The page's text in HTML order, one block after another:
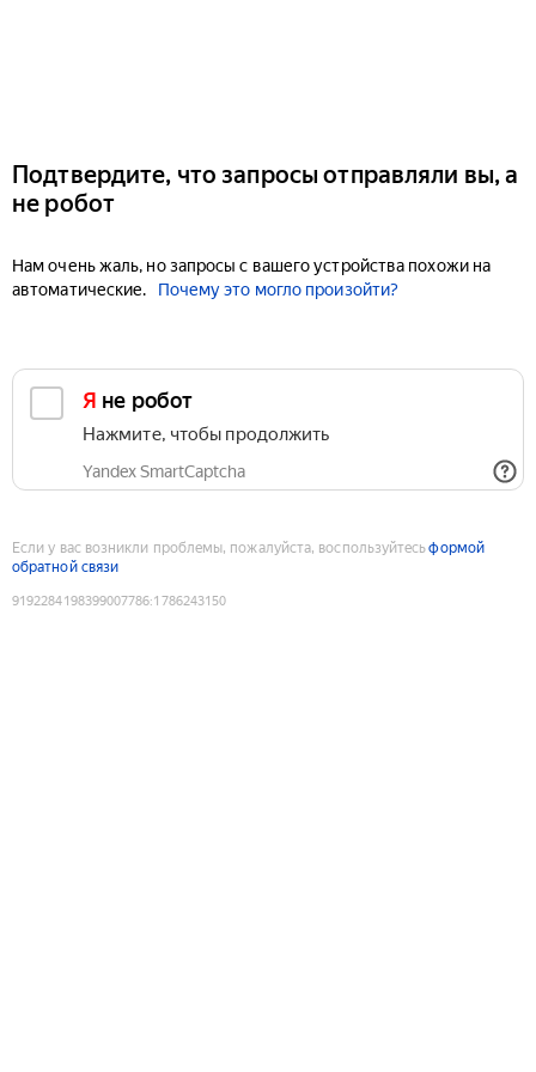
Подтвердите, что запросы отправляли вы, а
не робот
Нам очень жаль, но запросы с вашего устройства похожи на
автоматические.
Почему это могло произойти?
Я не робот
Нажмите, чтобы продолжить
Yandex SmartCaptcha
Если у вас возникли проблемы, пожалуйста, воспользуйтесьформой
обратной связи
9192284198399007786:1786243150